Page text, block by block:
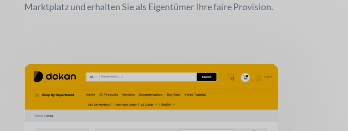
Marktplatz und erhalten Sie als Eigentümer Ihre faire Provision.